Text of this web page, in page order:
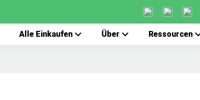
Alle Einkaufen Über Ressourcen